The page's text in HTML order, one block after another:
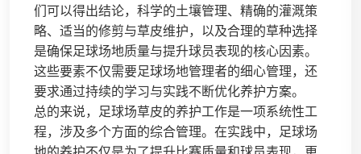
们可以得出结论，科学的土壤管理、精确的灌溉策
略、适当的修剪与草皮维护，以及合理的草种选择
是确保足球场地质量与提升球员表现的核心因素。
这些要素不仅需要足球场地管理者的细心管理，还
要求通过持续的学习与实践不断优化养护方案。
总的来说，足球场草皮的养护工作是一项系统性工
程，涉及多个方面的综合管理。在实践中，足球场